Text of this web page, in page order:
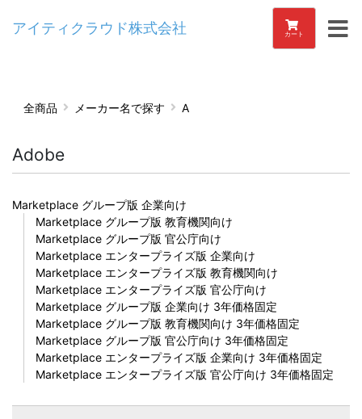
アイティクラウド株式会社 カート
全商品 メーカー名で探す A
Adobe
Marketplace グループ版 企業向け
Marketplace グループ版 教育機関向け
Marketplace グループ版 官公庁向け
Marketplace エンタープライズ版 企業向け
Marketplace エンタープライズ版 教育機関向け
Marketplace エンタープライズ版 官公庁向け
Marketplace グループ版 企業向け 3年価格固定
Marketplace グループ版 教育機関向け 3年価格固定
Marketplace グループ版 官公庁向け 3年価格固定
Marketplace エンタープライズ版 企業向け 3年価格固定
Marketplace エンタープライズ版 官公庁向け 3年価格固定